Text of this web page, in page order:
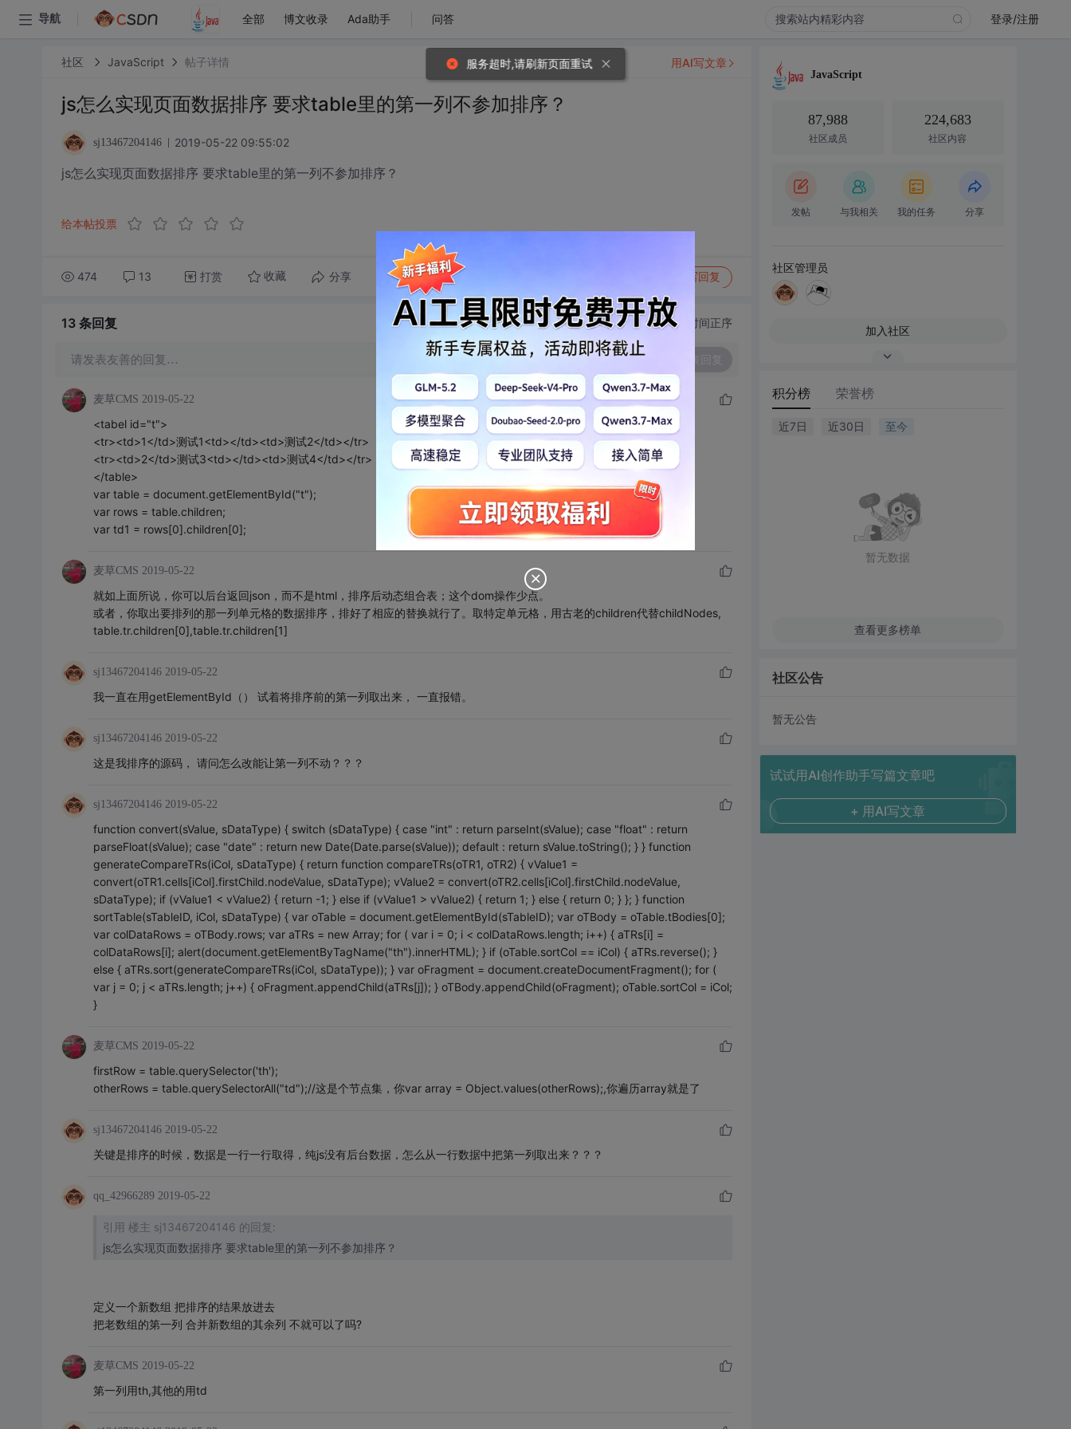
导航 全部 博文收录 Ada助手 问答 登录/注册
社区 JavaScript 帖子详情
js怎么实现页面数据排序 要求table里的第一列不参加排序？
sj13467204146 2019-05-22 09:55:02
js怎么实现页面数据排序 要求table里的第一列不参加排序？
给本帖投票
474 13 打赏 收藏 分享 转发到动态 写回复
用AI写文章
13 条回复 切换为时间正序
请发表友善的回复…
麦草CMS 2019-05-22
<tabel id="t">
<tr><td>1</td>测试1<td></td><td>测试2</td></tr>
<tr><td>2</td>测试3<td></td><td>测试4</td></tr>
</table>
var table = document.getElementById("t");
var rows = table.children;
var td1 = rows[0].children[0];
麦草CMS 2019-05-22
就如上面所说，你可以后台返回json，而不是html，排序后动态组合表；这个dom操作少点。
或者，你取出要排列的那一列单元格的数据排序，排好了相应的替换就行了。取特定单元格，用古老的children代替childNodes,
table.tr.children[0],table.tr.children[1]
sj13467204146 2019-05-22
我一直在用getElementById（） 试着将排序前的第一列取出来， 一直报错。
sj13467204146 2019-05-22
这是我排序的源码， 请问怎么改能让第一列不动？？？
sj13467204146 2019-05-22
function convert(sValue, sDataType) { switch (sDataType) { case "int" : return parseInt(sValue); case "float" : return
parseFloat(sValue); case "date" : return new Date(Date.parse(sValue)); default : return sValue.toString(); } } function
generateCompareTRs(iCol, sDataType) { return function compareTRs(oTR1, oTR2) { vValue1 =
convert(oTR1.cells[iCol].firstChild.nodeValue, sDataType); vValue2 = convert(oTR2.cells[iCol].firstChild.nodeValue,
sDataType); if (vValue1 < vValue2) { return -1; } else if (vValue1 > vValue2) { return 1; } else { return 0; } }; } function
sortTable(sTableID, iCol, sDataType) { var oTable = document.getElementById(sTableID); var oTBody = oTable.tBodies[0];
var colDataRows = oTBody.rows; var aTRs = new Array; for ( var i = 0; i < colDataRows.length; i++) { aTRs[i] =
colDataRows[i]; alert(document.getElementByTagName("th").innerHTML); } if (oTable.sortCol == iCol) { aTRs.reverse(); }
else { aTRs.sort(generateCompareTRs(iCol, sDataType)); } var oFragment = document.createDocumentFragment(); for (
var j = 0; j < aTRs.length; j++) { oFragment.appendChild(aTRs[j]); } oTBody.appendChild(oFragment); oTable.sortCol = iCol;
}
麦草CMS 2019-05-22
firstRow = table.querySelector('th');
otherRows = table.querySelectorAll("td");//这是个节点集，你var array = Object.values(otherRows);,你遍历array就是了
sj13467204146 2019-05-22
关键是排序的时候，数据是一行一行取得，纯js没有后台数据，怎么从一行数据中把第一列取出来？？？
qq_42966289 2019-05-22
引用 楼主 sj13467204146 的回复:
js怎么实现页面数据排序 要求table里的第一列不参加排序？
定义一个新数组 把排序的结果放进去
把老数组的第一列 合并新数组的其余列 不就可以了吗?
麦草CMS 2019-05-22
第一列用th,其他的用td
JavaScript
87,988
社区成员
224,683
社区内容
发帖 与我相关 我的任务 分享
社区管理员
加入社区
积分榜 荣誉榜
近7日 近30日 至今
暂无数据
查看更多榜单
社区公告
暂无公告
试试用AI创作助手写篇文章吧
+ 用AI写文章
服务超时,请刷新页面重试